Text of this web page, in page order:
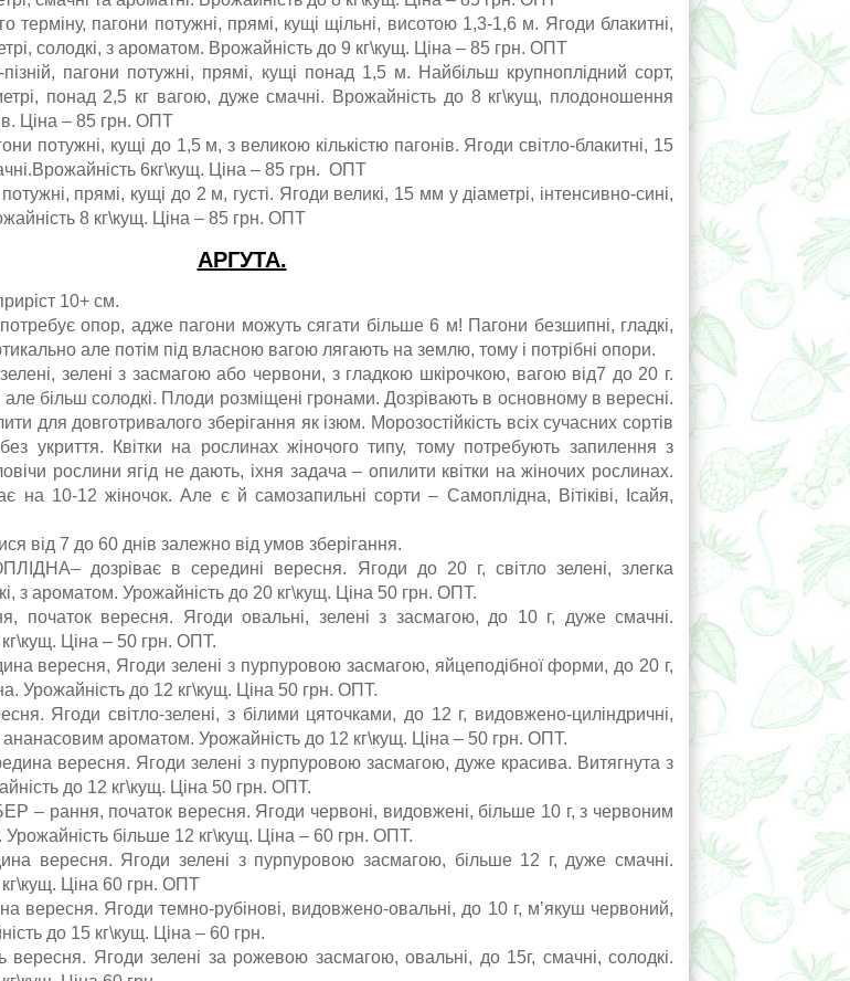
пагони потужні, прямі, кущі щільні, висотою 1,3-1,6 м. Ягоди блакитні,
солодкі, з ароматом. Врожайність до 9 кг\кущ. Ціна – 85 грн. ОПТ
пагони потужні, прямі, кущі понад 1,5 м. Найбільш крупноплідний сорт,
понад 2,5 кг вагою, дуже смачні. Врожайність до 8 кг\кущ, плодоношення
Ціна – 85 грн. ОПТ
потужні, кущі до 1,5 м, з великою кількістю пагонів. Ягоди світло-блакитні, 15
6кг\кущ. Ціна – 85 грн. ОПТ
прямі, кущі до 2 м, густі. Ягоди великі, 15 мм у діаметрі, інтенсивно-сині,
8 кг\кущ. Ціна – 85 грн. ОПТ
АРГУТА.
10+ см.
потребує опор, адже пагони можуть сягати більше 6 м! Пагони безшипні, гладкі,
але потім під власною вагою лягають на землю, тому і потрібні опори.
зелені з засмагою або червони, з гладкою шкірочкою, вагою від7 до 20 г.
але більш солодкі. Плоди розміщені гронами. Дозрівають в основному в вересні.
для довготривалого зберігання як ізюм. Морозостійкість всіх сучасних сортів
укриття. Квітки на рослинах жіночого типу, тому потребують запилення з
рослини ягід не дають, іхня задача – опилити квітки на жіночих рослинах.
на 10-12 жіночок. Але є й самозапильні сорти – Самоплідна, Вітіківі, Ісайя,
від 7 до 60 днів залежно від умов зберігання.
дозріває в середині вересня. Ягоди до 20 г, світло зелені, злегка
з ароматом. Урожайність до 20 кг\кущ. Ціна 50 грн. ОПТ.
вересня. Ягоди овальні, зелені з засмагою, до 10 г, дуже смачні.
Ціна – 50 грн. ОПТ.
вересня, Ягоди зелені з пурпуровою засмагою, яйцеподібної форми, до 20 г,
Урожайність до 12 кг\кущ. Ціна 50 грн. ОПТ.
Ягоди світло-зелені, з білими цяточками, до 12 г, видовжено-циліндричні,
ананасовим ароматом. Урожайність до 12 кг\кущ. Ціна – 50 грн. ОПТ.
вересня. Ягоди зелені з пурпуровою засмагою, дуже красива. Витягнута з
до 12 кг\кущ. Ціна 50 грн. ОПТ.
рання, початок вересня. Ягоди червоні, видовжені, більше 10 г, з червоним
більше 12 кг\кущ. Ціна – 60 грн. ОПТ.
вересня. Ягоди зелені з пурпуровою засмагою, більше 12 г, дуже смачні.
Ціна 60 грн. ОПТ
вересня. Ягоди темно-рубінові, видовжено-овальні, до 10 г, м’якуш червоний,
до 15 кг\кущ. Ціна – 60 грн.
Ягоди зелені за рожевою засмагою, овальні, до 15г, смачні, солодкі.